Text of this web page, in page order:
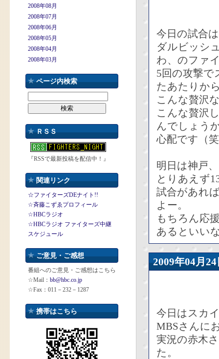
2008年08月
2008年07月
2008年06月
2008年05月
2008年04月
2008年03月
ページ内検索
ＲＳＳ
『RSSで最新投稿を配信中！』
関連リンク
☆ファイターズDEナイト!!
☆斉藤こずゑプロフィール
☆HBCラジオ
☆HBCラジオ ファイターズ中継
スケジュール
ご意見・ご感想
番組へのご意見・ご感想はこちら
☆Mail： bb@hbc.co.jp
☆Fax：011－232－1287
携帯はこちら
今日の試合
ダルビッシ
わ、のファ
5回の攻撃で
たあたりか
こんな贅沢
こんな贅沢
んでしょう
心配です（
明日は神戸
とりあえず
試合があれ
よー。
もちろん応
あるといい
2009年04
今日はスカ
MBSさんに
実況の赤木
た。